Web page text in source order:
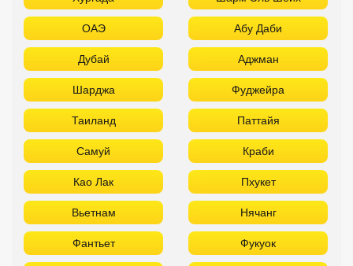
ОАЭ Абу Даби
Дубай Аджман
Шарджа Фуджейра
Таиланд Паттайя
Самуй Краби
Као Лак Пхукет
Вьетнам Нячанг
Фантьет Фукуок